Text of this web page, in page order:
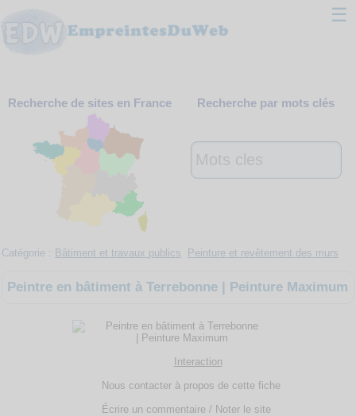
☰
Webmaster
Contact
Support
Recherche de sites en France Recherche par mots clés
Catégorie : Bâtiment et travaux publics Peinture et revêtement des murs
Peintre en bâtiment à Terrebonne | Peinture Maximum
Interaction
Nous contacter à propos de cette fiche
Écrire un commentaire / Noter le site